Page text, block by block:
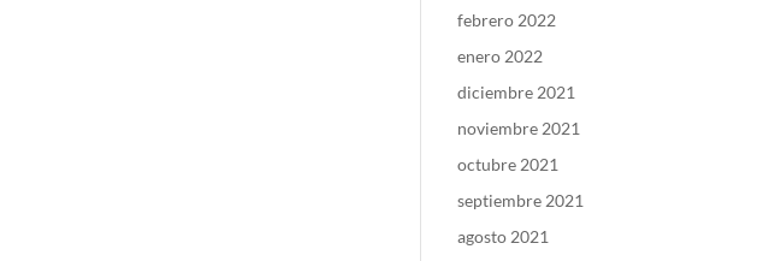
febrero 2022
enero 2022
diciembre 2021
noviembre 2021
octubre 2021
septiembre 2021
agosto 2021